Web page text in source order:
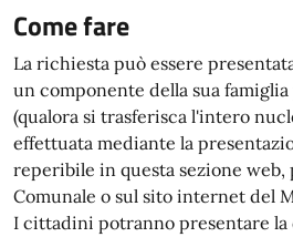
Come fare
La richiesta può essere
un componente della sua
(qualora si trasferisca l'intero
effettuata mediante la
reperibile in questa sezione web,
Comunale o sul sito internet del
I cittadini potranno presentare la